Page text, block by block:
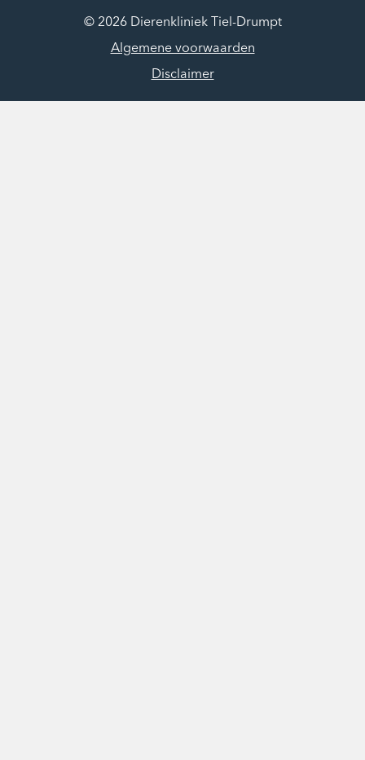
© 2026 Dierenkliniek Tiel-Drumpt
Algemene voorwaarden
Disclaimer